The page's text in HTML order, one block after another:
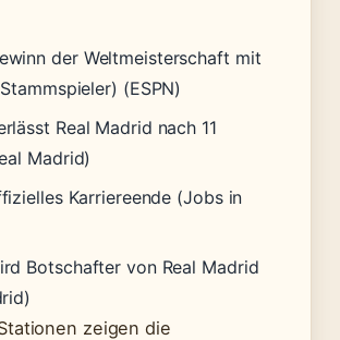
der Weltmeisterschaft mit
(ESPN)
Real Madrid nach 11
Madrid)
Karriereende (Jobs in
Botschafter von Real Madrid
zeigen die